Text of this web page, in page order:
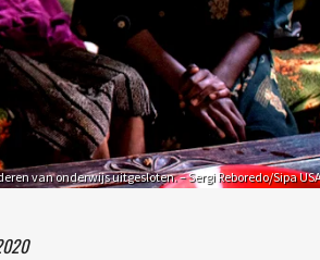
van onderwijs uitgesloten. – Sergi Reboredo/Sipa